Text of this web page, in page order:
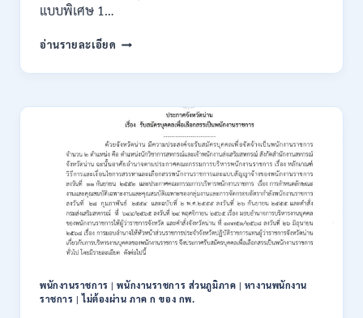
แบบพิเศษ 1…
อ่านรายละเอียด กระทรวง
เปิด
สมัคร
พนักงาน
ราชการ
รูป
แบบ
พิเศษ
111
อัตรา
/
ปวส.
ป.ตรี
หลาย
พนักงานราชการ |พนักงานราชการ ส่วนภูมิภาค | หางานพนักงาน
ราชการ |ไม่ต้องผ่าน ภาค ก ของ กพ.